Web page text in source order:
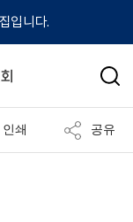
입니다.
검
인쇄 공유